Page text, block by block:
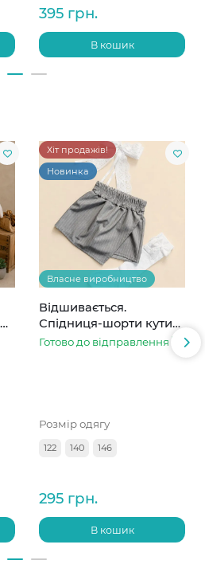
395 грн.
В кошик
Хіт продажів!
Новинка
Власне виробництво
Відшивається.
Спідниця-шорти кутик
сіра в смужку
Готово до відправлення
Розмір одягу
122 140 146
295 грн.
В кошик